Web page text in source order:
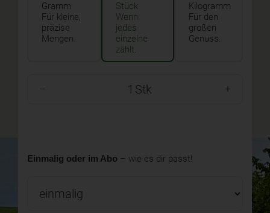
Gramm
Für kleine,
präzise
Mengen.
Stück
Wenn
jedes
einzelne
zählt.
Kilogramm
Für den
großen
Genuss.
Stk
Einmalig oder im Abo – wie es dir passt!